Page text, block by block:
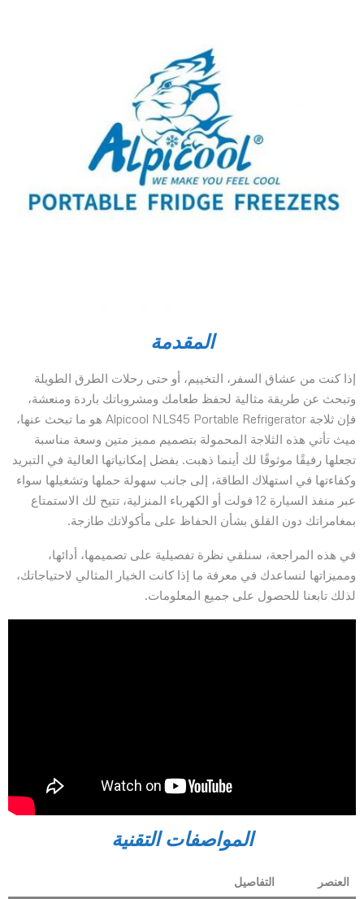
المقدمة
إذا كنت من عشاق السفر، التخييم، أو حتى رحلات الطرق الطويلة
وتبحث عن طريقة مثالية لحفظ طعامك ومشروباتك باردة ومنعشة،
فإن ثلاجة Alpicool NLS45 Portable Refrigerator هو ما تبحث عنها،
ميث تأتي هذه الثلاجة المحمولة بتصميم مميز متين وسعة مناسبة
تجعلها رفيقًا موثوقًا لك أينما ذهبت. بفضل إمكانياتها العالية في التبريد
وكفاءتها في استهلاك الطاقة، إلى جانب سهولة حملها وتشغيلها سواء
عبر منفذ السيارة 12 فولت أو الكهرباء المنزلية، تتيح لك الاستمتاع
بمغامراتك دون القلق بشأن الحفاظ على مأكولاتك طازجة.
في هذه المراجعة، سنلقي نظرة تفصيلية على تصميمها، أدائها،
ومميزاتها لنساعدك في معرفة ما إذا كانت الخيار المثالي لاحتياجاتك،
لذلك تابعنا للحصول على جميع المعلومات.
المواصفات التقنية
العنصر التفاصيل